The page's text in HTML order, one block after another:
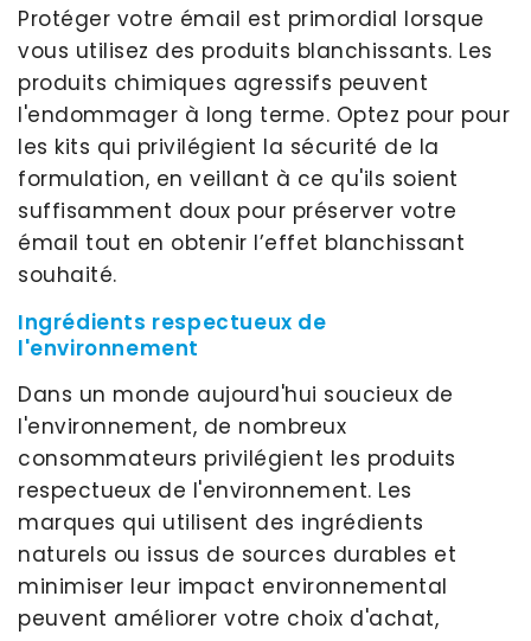
Protéger votre émail est primordial lorsque
vous utilisez des produits blanchissants. Les
produits chimiques agressifs peuvent
l'endommager à long terme. Optez pour pour
les kits qui privilégient la sécurité de la
formulation, en veillant à ce qu'ils soient
suffisamment doux pour préserver votre
émail tout en obtenir l’effet blanchissant
souhaité.
Ingrédients respectueux de
l'environnement
Dans un monde aujourd'hui soucieux de
l'environnement, de nombreux
consommateurs privilégient les produits
respectueux de l'environnement. Les
marques qui utilisent des ingrédients
naturels ou issus de sources durables et
minimiser leur impact environnemental
peuvent améliorer votre choix d'achat,